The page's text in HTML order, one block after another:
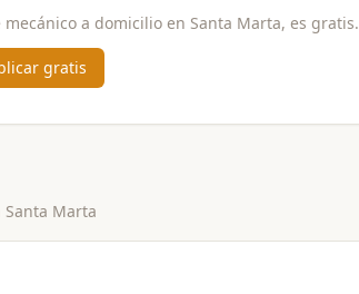
mecánico a domicilioen Santa Marta, es gratis.
gratis
Santa Marta